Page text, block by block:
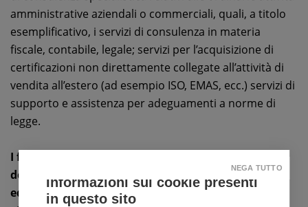
amministrative aziendali o commerciali, quali, a titolo
esemplificativo, i servizi di consulenza in materia
fiscale, contabile, legale; servizi per l’acquisizione di
certificazioni non direttamente collegate all’attività di
vendita all’estero (ad esempio ISO, EMAS, ecc.) servizi di
supporto e assistenza per adeguamenti a norme di
legge.
I fornitori
devono avere sede legale in uno stato comunitario
ed essere:
Informazioni sui cookie presenti
in questo sito
NEGA TUTTO